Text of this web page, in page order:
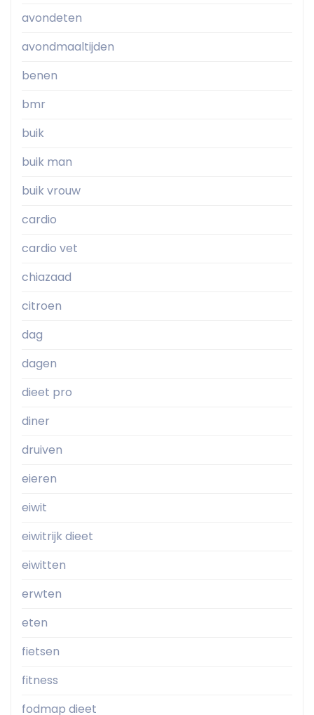
avondeten
avondmaaltijden
benen
bmr
buik
buik man
buik vrouw
cardio
cardio vet
chiazaad
citroen
dag
dagen
dieet pro
diner
druiven
eieren
eiwit
eiwitrijk dieet
eiwitten
erwten
eten
fietsen
fitness
fodmap dieet